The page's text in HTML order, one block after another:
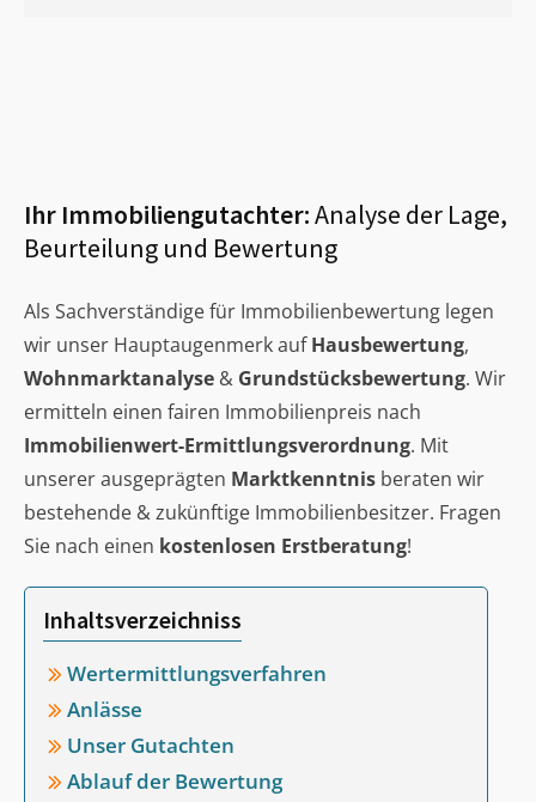
Ihr Immobiliengutachter:Analyse der Lage,
Beurteilung und Bewertung
Als Sachverständige für Immobilienbewertung legen
wir unser Hauptaugenmerk aufHausbewertung,
Wohnmarktanalyse & Grundstücksbewertung. Wir
ermitteln einen fairen Immobilienpreis nach
Immobilienwert-Ermittlungsverordnung. Mit
unserer ausgeprägten Marktkenntnis beraten wir
bestehende & zukünftige Immobilienbesitzer. Fragen
Sie nach einen kostenlosen Erstberatung!
Inhaltsverzeichniss
Wertermittlungsverfahren
Anlässe
Unser Gutachten
Ablauf der Bewertung